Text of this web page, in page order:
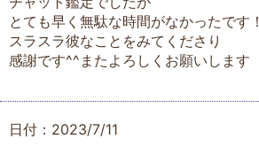
とても早く無駄な時間がなかったです！
スラスラ彼なことをみてくださり
感謝です^^またよろしくお願いします
日付：2023/7/11